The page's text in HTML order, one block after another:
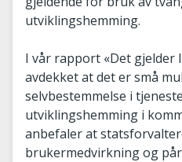
utviklingshemming.
I vår rapport «Det gjelder
avdekket at det er små
selvbestemmelse i
utviklingshemming i
anbefaler at
brukermedvirkning og